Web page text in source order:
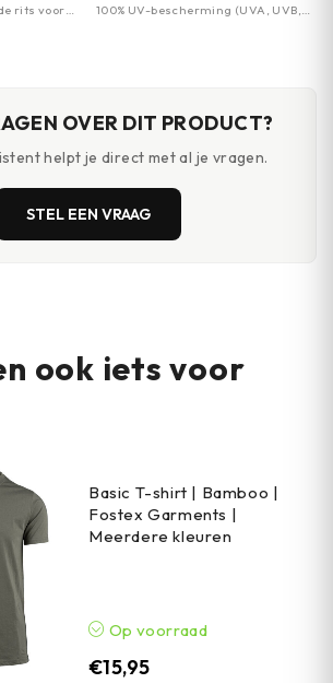
rits voor
100% UV-bescherming (UVA, UVB,
OVER DIT PRODUCT?
helpt je direct met al je vragen.
STEL EEN VRAAG
ook iets voor
Basic T-shirt | Bamboo |
Fostex Garments |
Meerdere kleuren
Op voorraad
€15,95